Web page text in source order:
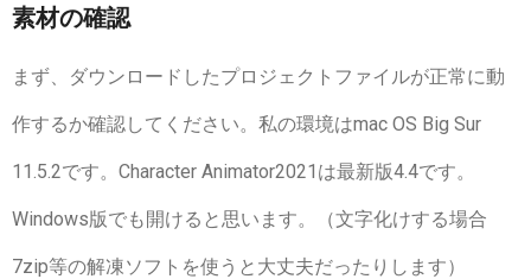
素材の確認
まず、ダウンロードしたプロジェクトファイルが正常に動
作するか確認してください。私の環境はmac OS Big Sur
11.5.2です。Character Animator2021は最新版4.4です。
Windows版でも開けると思います。（文字化けする場合
7zip等の解凍ソフトを使うと大丈夫だったりします）